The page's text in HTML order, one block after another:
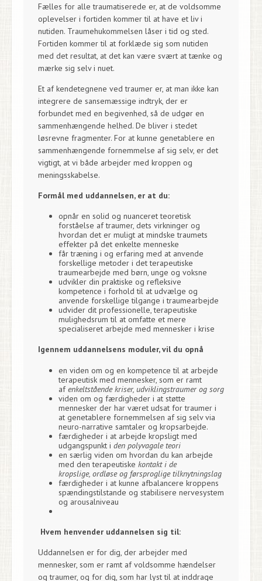
Fælles for alle traumatiserede er, at de voldsomme
oplevelser i fortiden kommer til at have et liv i
nutiden. Traumehukommelsen låser i tid og sted.
Fortiden kommer til at forklæde sig som nutiden
med det resultat, at det kan være svært at tænke og
mærke sig selv i nuet.
Et af kendetegnene ved traumer er, at man ikke kan
integrere de sansemæssige indtryk, der er
forbundet med en begivenhed, så de udgør en
sammenhængende helhed. De bliver i stedet
løsrevne fragmenter. For at kunne genetablere en
sammenhængende fornemmelse af sig selv, er det
vigtigt, at vi både arbejder med kroppen og
meningsskabelse.
Formål med uddannelsen, er at du:
opnår en solid og nuanceret teoretisk
forståelse af traumer, dets virkninger og
hvordan det er muligt at mindske traumets
effekter på det enkelte menneske
får træning i og erfaring med at anvende
forskellige metoder i det terapeutiske
traumearbejde med børn, unge og voksne
udvikler din praktiske og refleksive
kompetence i forhold til at udvælge og
anvende forskellige tilgange i traumearbejde
udvider dit professionelle, terapeutiske
mulighedsrum til at omfatte et mere
specialiseret arbejde med mennesker i krise
Igennem uddannelsens moduler, vil du opnå
en viden om og en kompetence til at arbejde
terapeutisk med mennesker, som er ramt
afenkeltstående kriser, udviklingstraumer og sorg
viden om og færdigheder i at støtte
mennesker der har været udsat for traumer i
at genetablere fornemmelsen af sig selv via
neuro-narrative samtaler og kropsarbejde.
færdigheder i at arbejde kropsligt med
udgangspunkt i den polyvagale teori
en særlig viden om hvordan du kan arbejde
med den terapeutiske kontakt i de
kropslige, ordløse og førsproglige tilknytningslag
færdigheder i at kunne afbalancere kroppens
spændingstilstande og stabilisere nervesystem
og arousalniveau
Hvem henvender uddannelsen sig til:
Uddannelsen er for dig, der arbejder med
mennesker, som er ramt af voldsomme hændelser
og traumer, og for dig, som har lyst til at inddrage